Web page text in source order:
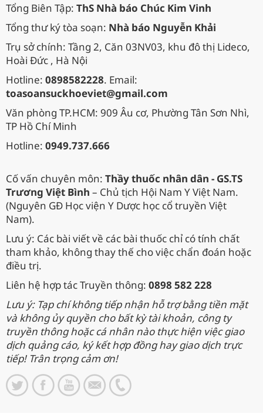
Tổng Biên Tập: ThS Nhà báo Chúc Kim Vinh
Tổng thư ký tòa soạn: Nhà báo Nguyễn Khải
Trụ sở chính: Tầng 2, Căn 03NV03, khu đô thị Lideco,
Hoài Đức , Hà Nội
Hotline: 0898582228. Email:
toasoansuckhoeviet@gmail.com
Văn phòng TP.HCM: 909 Âu cơ, Phường Tân Sơn Nhì,
TP Hồ Chí Minh
Hotline: 0949.737.666
Cố vấn chuyên môn: Thầy thuốc nhân dân - GS.TS
Trương Việt Bình – Chủ tịch Hội Nam Y Việt Nam.
(Nguyên GĐ Học viện Y Dược học cổ truyền Việt
Nam).
Lưu ý: Các bài viết về các bài thuốc chỉ có tính chất
tham khảo, không thay thế cho việc chẩn đoán hoặc
điều trị.
Liên hệ hợp tác Truyền thông: 0898 582 228
Lưu ý: Tạp chí không tiếp nhận hỗ trợ bằng tiền mặt
và không ủy quyền cho bất kỳ tài khoản, công ty
truyền thông hoặc cá nhân nào thực hiện việc giao
dịch quảng cáo, ký kết hợp đồng hay giao dịch trực
tiếp! Trân trọng cảm ơn!